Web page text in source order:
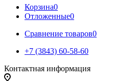
Корзина0
Отложенные0
Сравнение товаров0
+7 (3843) 60-58-60
Контактная информация